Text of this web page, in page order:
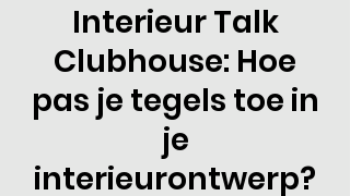
Interieur Talk
Clubhouse: Hoe
pas je tegels toe in
je
interieurontwerp?